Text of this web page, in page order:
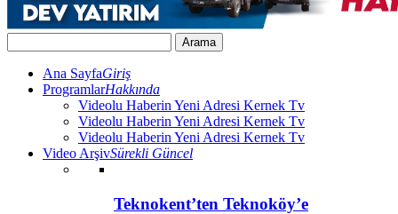
Ana SayfaGiriş
ProgramlarHakkında
Videolu Haberin Yeni Adresi Kernek Tv
Videolu Haberin Yeni Adresi Kernek Tv
Videolu Haberin Yeni Adresi Kernek Tv
Video ArşivSürekli Güncel
Teknokent’ten Teknoköy’e